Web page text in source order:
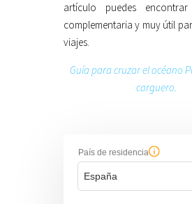
artículo puedes
complementaria y muy útil
viajes.
Guía para cruzar el océano
carguero.
País de residencia
España